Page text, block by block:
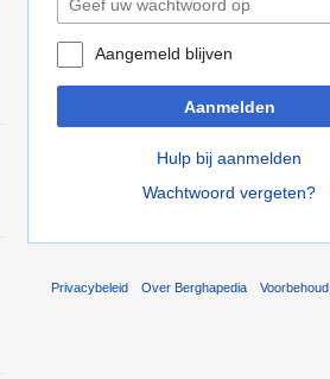
Aangemeld blijven
Aanmelden
Hulp bij aanmelden
Wachtwoord vergeten?
Privacybeleid Over Berghapedia Voorbehoud